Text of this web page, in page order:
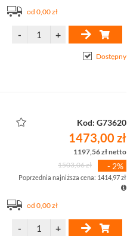
od 0,00 zł
Dostępny
Kod: G73620
1473,00 zł
1197,56 zł netto
1503,06 zł
- 2%
Poprzednia najniższa cena: 1414,97 zł
od 0,00 zł